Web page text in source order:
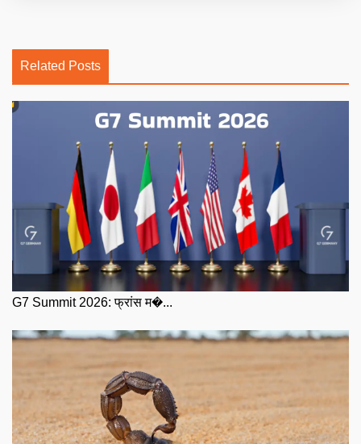
Related Posts
G7 Summit 2026: फ्रांस म�...